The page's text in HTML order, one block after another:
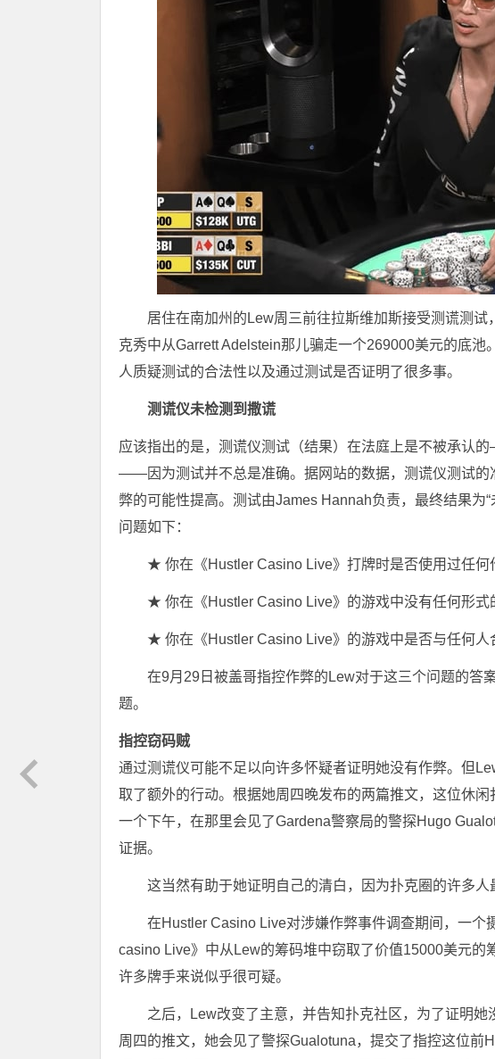
居住在南加州的Lew周三前往拉斯维加斯接受测谎测
克秀中从Garrett Adelstein那儿骗走一个269000美元的底
人质疑测试的合法性以及通过测试是否证明了很多事。
测谎仪未检测到撒谎
应该指出的是，测谎仪测试（结果）在法庭上是不被承认
——因为测试并不总是准确。据网站的数据，测谎仪测试的
弊的可能性提高。测试由James Hannah负责，最终结果为
问题如下：
★ 你在《Hustler Casino Live》打牌时是否使用过任何
★ 你在《Hustler Casino Live》的游戏中没有任何形式
★ 你在《Hustler Casino Live》的游戏中是否与任何人
在9月29日被盖哥指控作弊的Lew对于这三个问题的答
题。
指控窃码贼
通过测谎仪可能不足以向许多怀疑者证明她没有作弊。但
取了额外的行动。根据她周四晚发布的两篇推文，这位休
一个下午，在那里会见了Gardena警察局的警探Hugo
证据。
这当然有助于她证明自己的清白，因为扑克圈的许多人
在Hustler Casino Live对涉嫌作弊事件调查期间，一
casino Live》中从Lew的筹码堆中窃取了价值15000美元
许多牌手来说似乎很可疑。
之后，Lew改变了主意，并告知扑克社区，为了证明
周四的推文，她会见了警探Gualotuna，提交了指控这位前